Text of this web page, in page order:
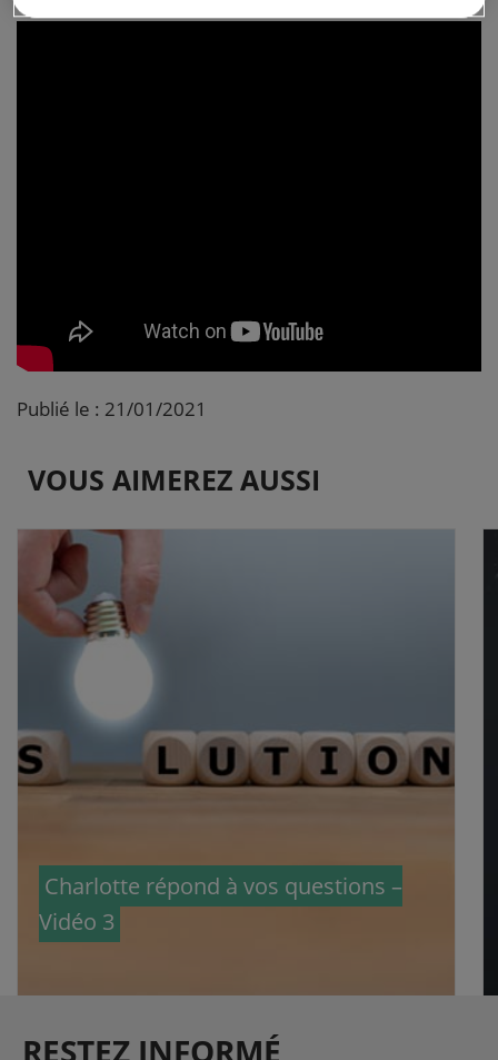
Publié le : 21/01/2021
VOUS AIMEREZ AUSSI
Charlotte répond à vos questions –
Vidéo 3
RESTEZ INFORMÉ